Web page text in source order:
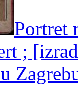
Portret
;